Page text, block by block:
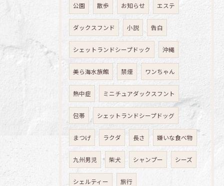
公園 散歩 お知らせ エステ
ダックスフンド 小説 告白
シェットランドシープドック 沖縄
美ら海水族館 禁煙 ワンちゃん
熱中症 ミニチュアダックスフント
包帯 シェットランドシープドッグ
まつげ ラクダ 長さ 嫌いな食べ物
九州男児 柴犬 シャンプー シーズ
シェルティー 旅行